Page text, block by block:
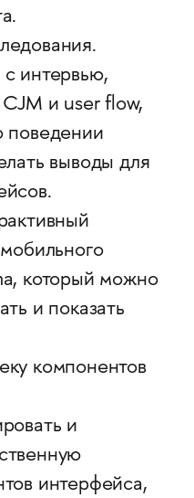
интервью,
и user flow,
поведении
выводы для
который можно
и показать
компонентов
и
интерфейса,